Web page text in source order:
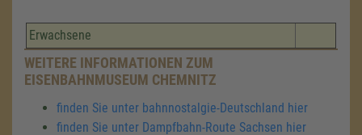
Erwachsene
WEITERE INFORMATIONEN ZUM
EISENBAHNMUSEUM CHEMNITZ
finden Sie unter bahnnostalgie-Deutschland hier
finden Sie unter Dampfbahn-Route Sachsen hier